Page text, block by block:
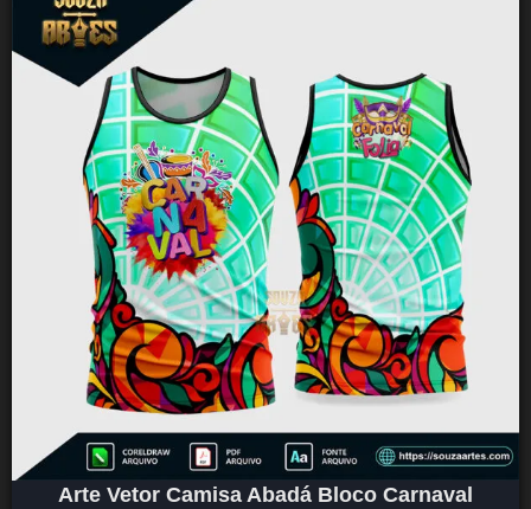
Arte Vetor Camisa Abadá Bloco Carnaval